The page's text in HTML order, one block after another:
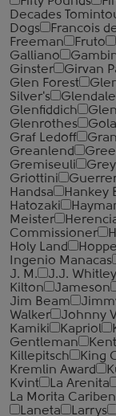
Decades
Dogs
Francois
Freeman
Fruto
Galliano
Ginster
Girvan
Glen Forest
Silver's
Glendale
Glenfiddich
Glenrothes
Graf Ledoff
Greanlend
Gremiseuli
Griottini
Handsa
Hankey
Hatozaki
Meister
Commissioner
Holy Land
Ingenio Manacas
J. M.
J.J. Whitley
Kilton
Jameson
Jim Beam
Walker
Johnny
Kamiki
Kapriol
Gentleman
Killepitsch
King
Kremlin Award
Kvint
La Arenita
La Morita
Laneta
Larrys